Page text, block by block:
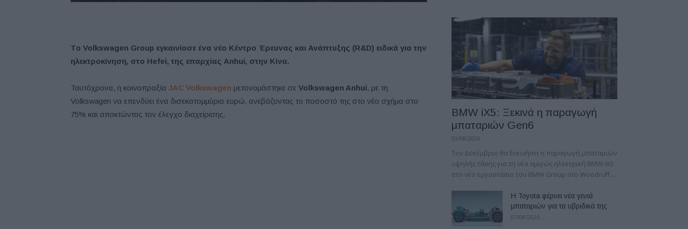
Το Volkswagen Group εγκαινίασε ένα νέο Κέντρο Έρευνας και Ανάπτυξης (R&D) ειδικά για την
ηλεκτροκίνηση, στο Hefei, της επαρχίας Anhui, στην Κίνα.
Ταυτόχρονα, η κοινοπραξία JAC Volkswagen μετονομάστηκε σε Volkswagen Anhui, με τη
Volkswagen να επενδύει ένα δισεκατομμύριο ευρώ, ανεβάζοντας το ποσοστό της στο νέο σχήμα στο
75% και αποκτώντας τον έλεγχο διαχείρισης.
BMW iX5: Ξεκινά η παραγωγή
μπαταριών Gen6
03/08/2026
Τον Δεκέμβριο θα ξεκινήσει η παραγωγή μπαταριών
υψηλής τάσης για τη νέα αμιγώς ηλεκτρική BMW iX5
στο νέο εργοστάσιο του BMW Group στο Woodruff....
Η Toyota φέρνει νέα γενιά
μπαταριών για τα υβριδικά της
07/08/2026